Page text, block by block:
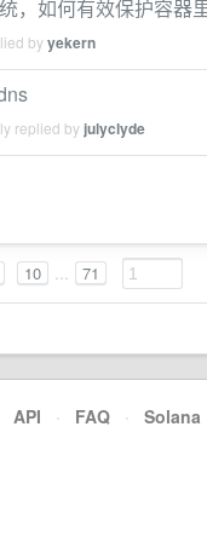
，如何有效保护容器
byyekern
replied by julyclyde
10 ... 71
API · FAQ · Solana